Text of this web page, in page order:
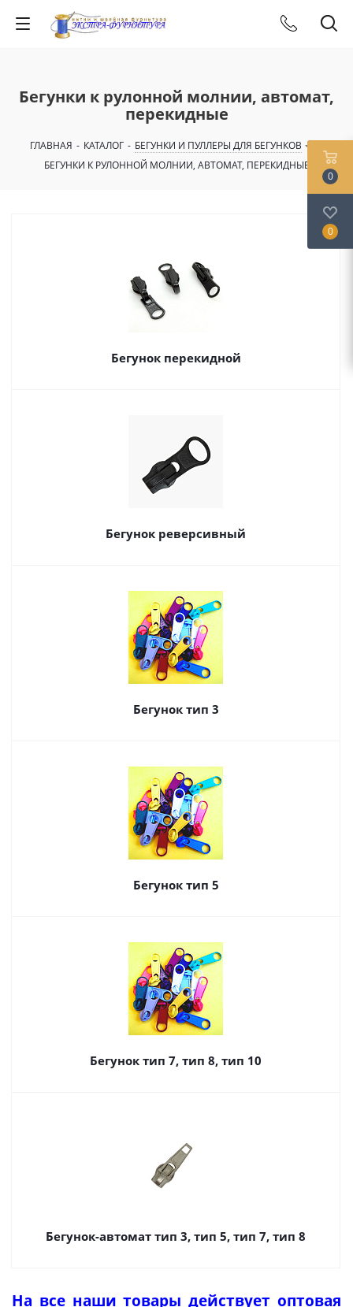
Бегунки к рулонной молнии, автомат,
перекидные
ГЛАВНАЯ - КАТАЛОГ - БЕГУНКИ И ПУЛЛЕРЫ ДЛЯ БЕГУНКОВ
БЕГУНКИ К РУЛОННОЙ МОЛНИИ, АВТОМАТ, ПЕРЕКИДНЫЕ
Бегунок перекидной
Бегунок реверсивный
Бегунок тип 3
Бегунок тип 5
Бегунок тип 7, тип 8, тип 10
Бегунок-автомат тип 3, тип 5, тип 7, тип 8
На все наши товары действует оптовая
0
0